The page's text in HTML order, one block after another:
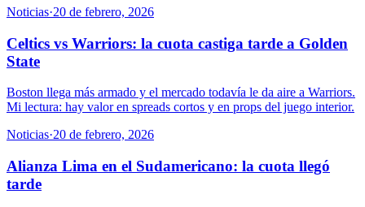
Noticias·20 de febrero, 2026
Celtics vs Warriors: la cuota castiga tarde a Golden
State
Boston llega más armado y el mercado todavía le da aire a Warriors.
Mi lectura: hay valor en spreads cortos y en props del juego interior.
Noticias·20 de febrero, 2026
Alianza Lima en el Sudamericano: la cuota llegó
tarde